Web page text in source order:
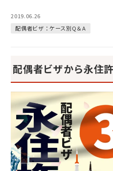
2019.06.26
配偶者ビザ：ケース別Q＆A
配偶者ビザから永住